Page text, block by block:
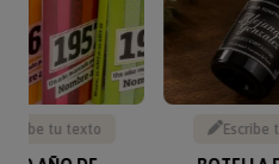
tu texto Escribe